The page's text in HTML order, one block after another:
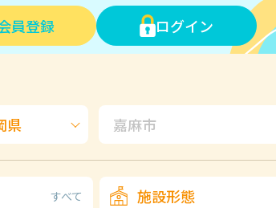
員登録 ログイン
すべて 施設形態